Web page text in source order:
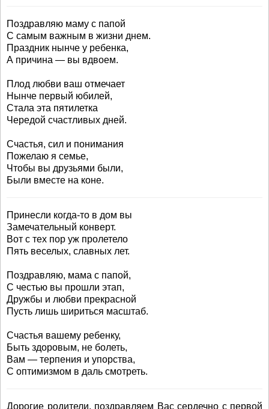
Поздравляю маму с папой
С самым важным в жизни днем.
Праздник нынче у ребенка,
А причина — вы вдвоем.
Плод любви ваш отмечает
Нынче первый юбилей,
Стала эта пятилетка
Чередой счастливых дней.
Счастья, сил и понимания
Пожелаю я семье,
Чтобы вы друзьями были,
Были вместе на коне.
Принесли когда-то в дом вы
Замечательный конверт.
Вот с тех пор уж пролетело
Пять веселых, славных лет.
Поздравляю, мама с папой,
С честью вы прошли этап,
Дружбы и любви прекрасной
Пусть лишь шириться масштаб.
Счастья вашему ребенку,
Быть здоровым, не болеть,
Вам — терпения и упорства,
С оптимизмом в даль смотреть.
Дорогие родители, поздравляем Вас сердечно с первой